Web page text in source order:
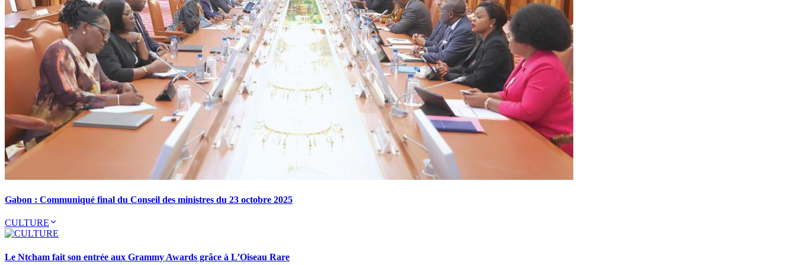
Gabon : Communiqué final du Conseil des ministres du 23 octobre 2025
CULTURE
Le Ntcham fait son entrée aux Grammy Awards grâce à L’Oiseau Rare